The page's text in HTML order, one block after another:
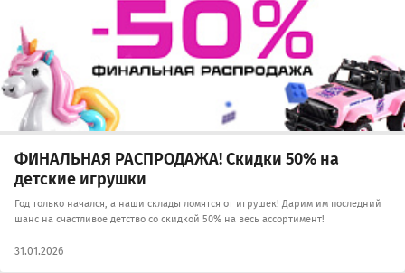
ФИНАЛЬНАЯ РАСПРОДАЖА! Скидки 50% на
детские игрушки
Год только начался, а наши склады ломятся от игрушек! Дарим им последний
шанс на счастливое детство со скидкой 50% на весь ассортимент!
31.01.2026